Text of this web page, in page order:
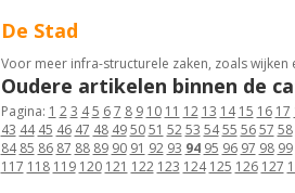
De Stad
Voor meer infra-structurele zaken, zoals wijken
Oudere artikelen binnen de
Pagina: 1 2 3 4 5 6 7 8 9 10 11 12 13 14 15 16 17
43 44 45 46 47 48 49 50 51 52 53 54 55 56 57 58
84 85 86 87 88 89 90 91 92 93 94 95 96 97 98 99
117 118 119 120 121 122 123 124 125 126 127